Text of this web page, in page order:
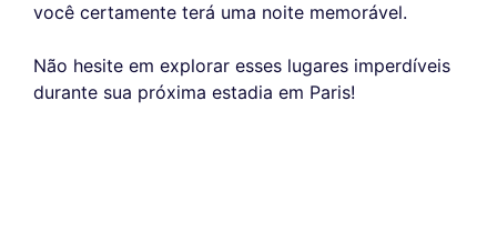
você certamente terá uma noite memorável.
Não hesite em explorar esses lugares imperdíveis
durante sua próxima estadia em Paris!